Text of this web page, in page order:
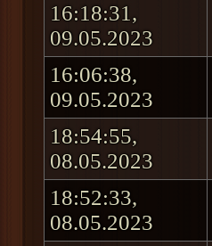
16:18:31,
09.05.2023
16:06:38,
09.05.2023
18:54:55,
08.05.2023
18:52:33,
08.05.2023